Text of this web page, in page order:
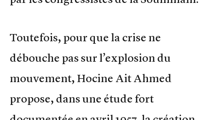
Toutefois, pour que la crise ne
débouche pas sur l’explosion du
mouvement, Hocine Ait Ahmed
propose, dans une étude fort